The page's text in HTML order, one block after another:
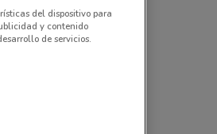
del dispositivo para
y contenido
de servicios.